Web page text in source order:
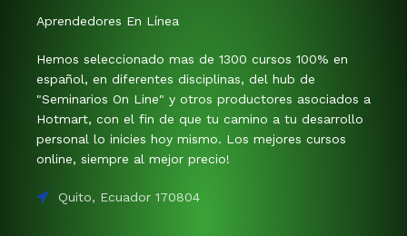
Aprendedores En Línea
Hemos seleccionado mas de 1300 cursos 100% en
español, en diferentes disciplinas, del hub de
"Seminarios On Line" y otros productores asociados a
Hotmart, con el fin de que tu camino a tu desarrollo
personal lo inicies hoy mismo. Los mejores cursos
online, siempre al mejor precio!
Quito, Ecuador 170804